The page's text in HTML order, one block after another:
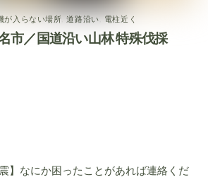
が入らない場所 ,道路沿い 電柱近く
市／国道沿い山林 特殊伐採
】なにか困ったことがあれば連絡くだ